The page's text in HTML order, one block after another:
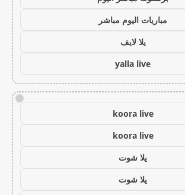
مباريات اليوم مباشر
يلا لايف
yalla live
!
koora live
koora live
يلا شوت
يلا شوت